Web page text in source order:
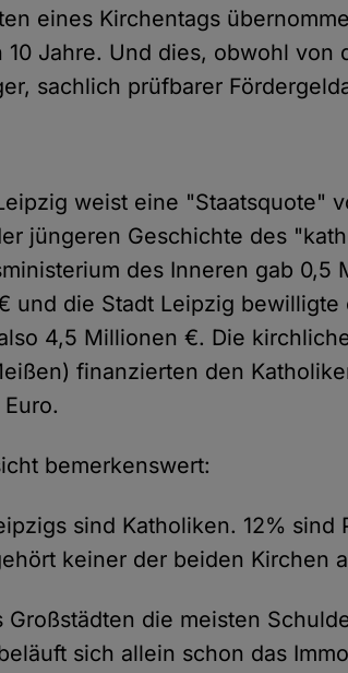
eines Kirchentags
Jahre. Und dies, obwohl von
sachlich prüfbarer
weist eine "Staatsquote"
jüngeren Geschichte des
des Inneren gab 0,5
und die Stadt Leipzig bewilligte
4,5 Millionen €. Die
finanzierten den
bemerkenswert:
sind Katholiken. 12% sind
keiner der beiden Kirchen
Großstädten die meisten
sich allein schon das